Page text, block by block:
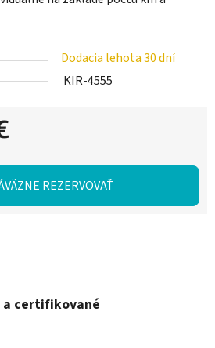
Dodacia lehota 30 dní
KIR-4555
REZERVOVAŤ
a certifikované